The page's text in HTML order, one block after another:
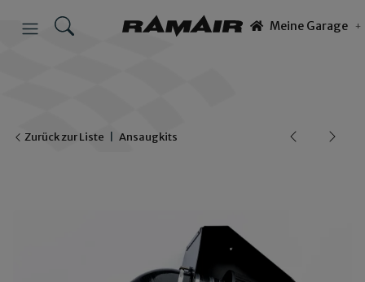
Meine Garage
Zurück zur Liste Ansaugkits